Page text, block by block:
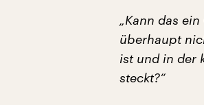
„Kann das
überhaupt
ist und in der
steckt?“